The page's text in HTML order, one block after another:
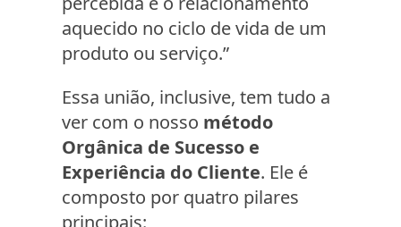
aquecido no ciclo de vida de um
produto ou serviço.”
Essa união, inclusive, tem tudo a
ver com o nosso método
Orgânica de Sucesso e
Experiência do Cliente. Ele é
composto por quatro pilares